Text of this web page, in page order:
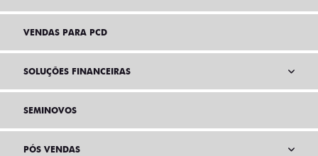
VENDAS PARA PCD
SOLUÇÕES FINANCEIRAS
SEMINOVOS
PÓS VENDAS